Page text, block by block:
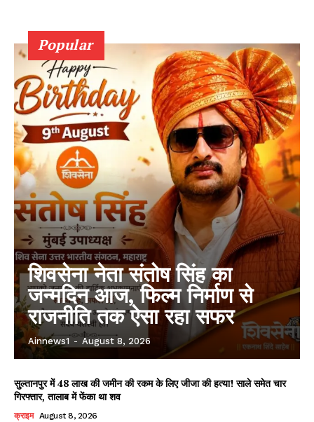
Popular
शिवसेना नेता संतोष सिंह का
जन्मदिन आज, फिल्म निर्माण से
राजनीति तक ऐसा रहा सफर
Ainnews1 - August 8, 2026
सुल्तानपुर में 48 लाख की जमीन की रकम के लिए जीजा की हत्या! साले समेत चार
गिरफ्तार, तालाब में फेंका था शव
क्राइम August 8, 2026